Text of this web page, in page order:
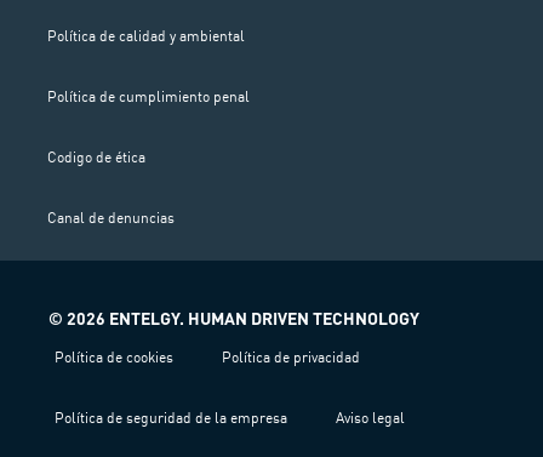
Política de calidad y ambiental
Política de cumplimiento penal
Codigo de ética
Canal de denuncias
© 2026 ENTELGY. HUMAN DRIVEN TECHNOLOGY
Política de cookies Política de privacidad
Política de seguridad de la empresa Aviso legal